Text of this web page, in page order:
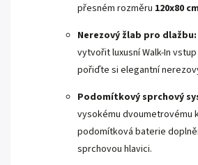
přesném rozměru 120x80 cm
Nerezový žlab pro dlažbu:
vytvořit luxusní Walk-In
pořiďte si elegantní
Podomítkový sprchový
vysokému dvoumetrovému
podomítková baterie
sprchovou hlavici.